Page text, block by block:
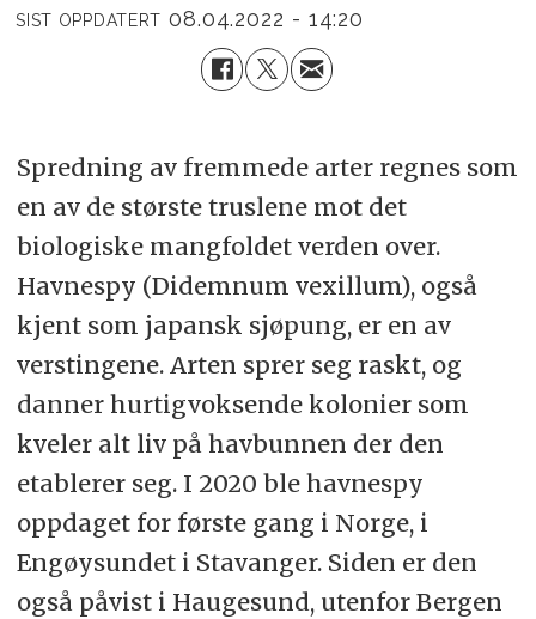
SIST OPPDATERT 08.04.2022 - 14:20
Spredning av fremmede arter regnes som
en av de største truslene mot det
biologiske mangfoldet verden over.
Havnespy (Didemnum vexillum), også
kjent som japansk sjøpung, er en av
verstingene. Arten sprer seg raskt, og
danner hurtigvoksende kolonier som
kveler alt liv på havbunnen der den
etablerer seg. I 2020 ble havnespy
oppdaget for første gang i Norge, i
Engøysundet i Stavanger. Siden er den
også påvist i Haugesund, utenfor Bergen